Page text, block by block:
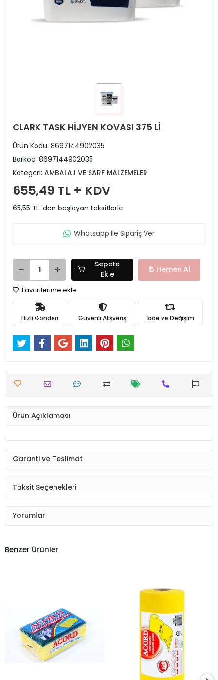
CLARK TASK HİJYEN KOVASI 375 Lİ
Ürün Kodu: 8697144902035
Barkod: 8697144902035
Kategori: AMBALAJ VE SARF MALZEMELER
655,49 TL + KDV
65,55 TL 'den başlayan taksitlerle
Whatsapp İle Sipariş Ver
Sepete
Ekle
Hemen Al
Favorilerime ekle
Hızlı Gönderi Güvenli Alışveriş İade ve Değişim
Ürün Açıklaması
Garanti ve Teslimat
Taksit Seçenekleri
Yorumlar
Benzer Ürünler